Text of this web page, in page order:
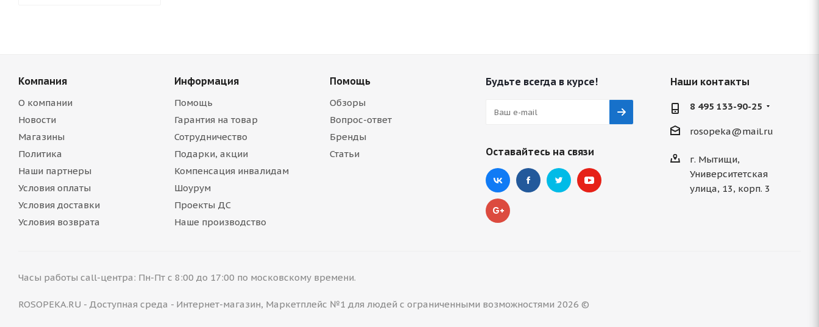
Компания
О компании
Новости
Магазины
Политика
Наши партнеры
Условия оплаты
Условия доставки
Условия возврата
Информация
Помощь
Гарантия на товар
Сотрудничество
Подарки, акции
Компенсация инвалидам
Шоурум
Проекты ДС
Наше производство
Помощь
Обзоры
Вопрос-ответ
Бренды
Статьи
Будьте всегда в курсе!
Оставайтесь на связи
Наши контакты
8 495 133-90-25
rosopeka@mail.ru
г. Мытищи,
Университетская
улица, 13, корп. 3
Часы работы call-центра: Пн-Пт с 8:00 до 17:00 по московскому времени.
ROSOPEKA.RU - Доступная среда - Интернет-магазин, Маркетплейс №1 для людей с ограниченными возможностями 2026 ©